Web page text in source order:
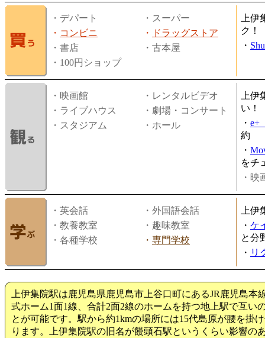
・デパート
・スーパー
・ コンビニ ・
ドラッグストア
・書店
・古本屋
・100円ショップ
上
ク！
・
・映画館
・レンタルビデオ
・ライブハウス
・劇場・コンサート
・スタジアム
・ホール
上
い！
・ e+
約
・
をチ
・映
・英会話
・外国語会話
・教養教室
・趣味教室
・各種学校
・ 専門学校
上
・ ケ
と分
・ リ
上伊集院駅は鹿児島県鹿児島市上谷口町にあるJR鹿児島
式ホーム1面1線、合計2面2線のホームを持つ地上駅で互い
とが可能です。駅から約1kmの場所には15代島原が腰を掛
ります。上伊集院駅の旧名が饅頭石駅というくらい影響の